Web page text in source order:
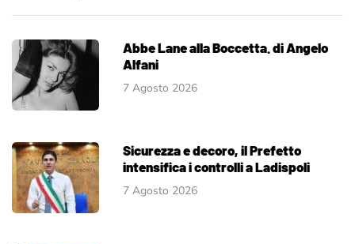
Abbe Lane alla Boccetta. di Angelo
Alfani
7 Agosto 2026
Sicurezza e decoro, il Prefetto
intensifica i controlli a Ladispoli
7 Agosto 2026